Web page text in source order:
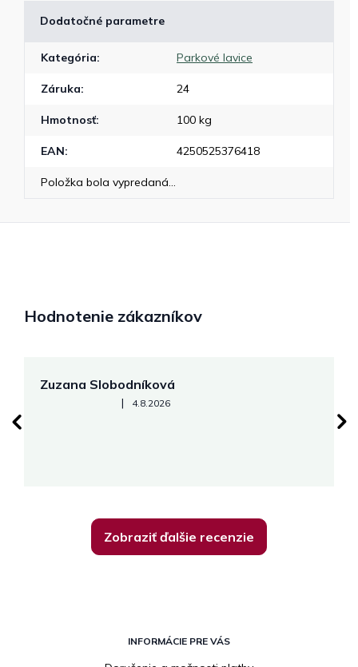
Dodatočné parametre
Kategória: Parkové lavice
Záruka: 24
Hmotnosť: 100 kg
EAN: 4250525376418
Položka bola vypredaná…
Hodnotenie zákazníkov
Zuzana Slobodníková
Hodnotenie obchodu je 5 z 5 hviezdičiek.
| 4.8.2026
Zobraziť ďalšie recenzie
INFORMÁCIE PRE VÁS